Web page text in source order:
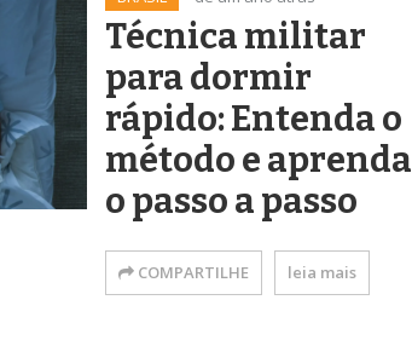
Técnica militar
para dormir
rápido: Entenda o
método e aprenda
o passo a passo
COMPARTILHE leia mais